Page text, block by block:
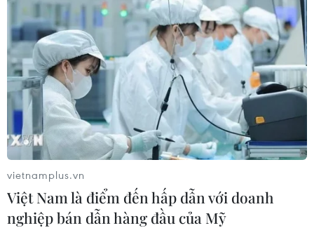
vietnamplus.vn
Việt Nam là điểm đến hấp dẫn với doanh
nghiệp bán dẫn hàng đầu của Mỹ